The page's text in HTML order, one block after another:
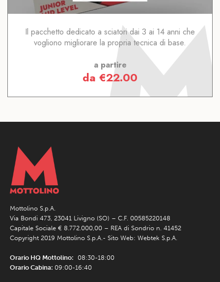
Il pacchetto dedicato a sciatori dai 3 ai 14 anni che
vogliono migliorare la propria tecnica di base.
a partire
da €22.00
Mottolino S.p.A.
Via Bondi 473, 23041 Livigno (SO) – C.F. 00585220148
Capitale Sociale € 8.772.000,00 – REA di Sondrio n. 41452
Copyright 2019 Mottolino S.p.A.- Sito Web: Webtek S.p.A.
Orario HQ Mottolino: 08:30-18:00
Orario Cabina: 09:00-16:40